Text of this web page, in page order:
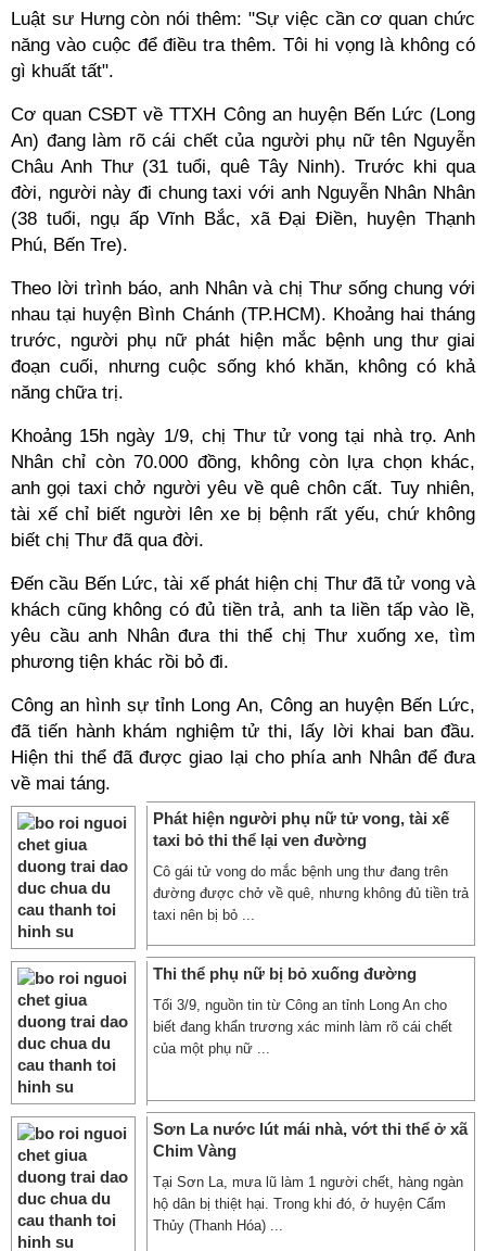
Luật sư Hưng còn nói thêm: "Sự việc cần cơ quan chức
năng vào cuộc để điều tra thêm. Tôi hi vọng là không có
gì khuất tất".
Cơ quan CSĐT về TTXH Công an huyện Bến Lức (Long
An) đang làm rõ cái chết của người phụ nữ tên Nguyễn
Châu Anh Thư (31 tuổi, quê Tây Ninh). Trước khi qua
đời, người này đi chung taxi với anh Nguyễn Nhân Nhân
(38 tuổi, ngụ ấp Vĩnh Bắc, xã Đại Điền, huyện Thạnh
Phú, Bến Tre).
Theo lời trình báo, anh Nhân và chị Thư sống chung với
nhau tại huyện Bình Chánh (TP.HCM). Khoảng hai tháng
trước, người phụ nữ phát hiện mắc bệnh ung thư giai
đoạn cuối, nhưng cuộc sống khó khăn, không có khả
năng chữa trị.
Khoảng 15h ngày 1/9, chị Thư tử vong tại nhà trọ. Anh
Nhân chỉ còn 70.000 đồng, không còn lựa chọn khác,
anh gọi taxi chở người yêu về quê chôn cất. Tuy nhiên,
tài xế chỉ biết người lên xe bị bệnh rất yếu, chứ không
biết chị Thư đã qua đời.
Đến cầu Bến Lức, tài xế phát hiện chị Thư đã tử vong và
khách cũng không có đủ tiền trả, anh ta liền tấp vào lề,
yêu cầu anh Nhân đưa thi thể chị Thư xuống xe, tìm
phương tiện khác rồi bỏ đi.
Công an hình sự tỉnh Long An, Công an huyện Bến Lức,
đã tiến hành khám nghiệm tử thi, lấy lời khai ban đầu.
Hiện thi thể đã được giao lại cho phía anh Nhân để đưa
về mai táng.
Phát hiện người phụ nữ tử vong, tài xế
taxi bỏ thi thể lại ven đường
Cô gái tử vong do mắc bệnh ung thư đang trên
đường được chở về quê, nhưng không đủ tiền trả
taxi nên bị bỏ ...
Thi thể phụ nữ bị bỏ xuống đường
Tối 3/9, nguồn tin từ Công an tỉnh Long An cho
biết đang khẩn trương xác minh làm rõ cái chết
của một phụ nữ ...
Sơn La nước lút mái nhà, vớt thi thể ở xã
Chim Vàng
Tại Sơn La, mưa lũ làm 1 người chết, hàng ngàn
hộ dân bị thiệt hại. Trong khi đó, ở huyện Cẩm
Thủy (Thanh Hóa) ...